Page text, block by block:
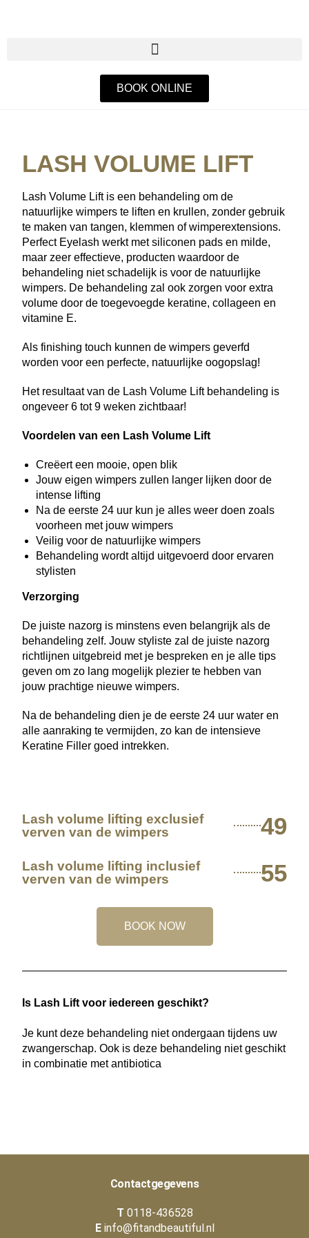
BOOK ONLINE
LASH VOLUME LIFT
Lash Volume Lift is een behandeling om de
natuurlijke wimpers te liften en krullen, zonder gebruik
te maken van tangen, klemmen of wimperextensions.
Perfect Eyelash werkt met siliconen pads en milde,
maar zeer effectieve, producten waardoor de
behandeling niet schadelijk is voor de natuurlijke
wimpers. De behandeling zal ook zorgen voor extra
volume door de toegevoegde keratine, collageen en
vitamine E.
Als finishing touch kunnen de wimpers geverfd
worden voor een perfecte, natuurlijke oogopslag!
Het resultaat van de Lash Volume Lift behandeling is
ongeveer 6 tot 9 weken zichtbaar!
Voordelen van een Lash Volume Lift
Creëert een mooie, open blik
Jouw eigen wimpers zullen langer lijken door de
intense lifting
Na de eerste 24 uur kun je alles weer doen zoals
voorheen met jouw wimpers
Veilig voor de natuurlijke wimpers
Behandeling wordt altijd uitgevoerd door ervaren
stylisten
Verzorging
De juiste nazorg is minstens even belangrijk als de
behandeling zelf. Jouw styliste zal de juiste nazorg
richtlijnen uitgebreid met je bespreken en je alle tips
geven om zo lang mogelijk plezier te hebben van
jouw prachtige nieuwe wimpers.
Na de behandeling dien je de eerste 24 uur water en
alle aanraking te vermijden, zo kan de intensieve
Keratine Filler goed intrekken.
Lash volume lifting exclusief
verven van de wimpers
49
Lash volume lifting inclusief
verven van de wimpers
55
BOOK NOW
Is Lash Lift voor iedereen geschikt?
Je kunt deze behandeling niet ondergaan tijdens uw
zwangerschap. Ook is deze behandeling niet geschikt
in combinatie met antibiotica
Contactgegevens
T 0118-436528
E info@fitandbeautiful.nl